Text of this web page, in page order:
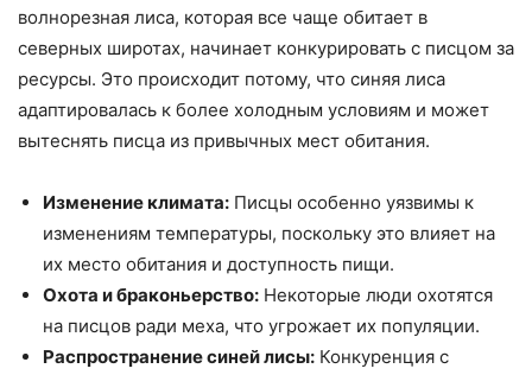
волнорезная лиса, которая все чаще обитает в
северных широтах, начинает конкурировать с писцом за
ресурсы. Это происходит потому, что синяя лиса
адаптировалась к более холодным условиям и может
вытеснять писца из привычных мест обитания.
Изменение климата: Писцы особенно уязвимы к
изменениям температуры, поскольку это влияет на
их место обитания и доступность пищи.
Охота и браконьерство: Некоторые люди охотятся
на писцов ради меха, что угрожает их популяции.
Распространение синей лисы: Конкуренция с